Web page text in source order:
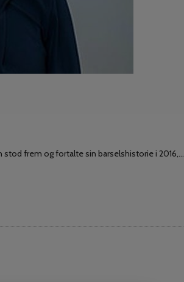
stod frem og fortalte sin barselshistorie i 2016,…